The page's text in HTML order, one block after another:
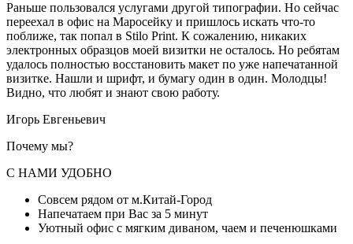
Раньше пользовался услугами другой типографии. Но сейчас
переехал в офис на Маросейку и пришлось искать что-то
поближе, так попал в Stilo Print. К сожалению, никаких
электронных образцов моей визитки не осталось. Но ребятам
удалось полностью восстановить макет по уже напечатанной
визитке. Нашли и шрифт, и бумагу один в один. Молодцы!
Видно, что любят и знают свою работу.
Игорь Евгеньевич
Почему мы?
С НАМИ УДОБНО
Совсем рядом от м.Китай-Город
Напечатаем при Вас за 5 минут
Уютный офис с мягким диваном, чаем и печенюшками